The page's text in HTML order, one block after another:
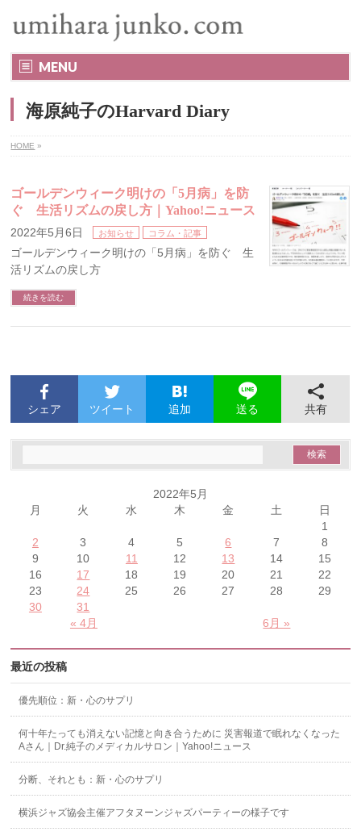
MENU
海原純子のHarvard Diary
HOME »
ゴールデンウィーク明けの「5月病」を防
ぐ 生活リズムの戻し方｜Yahoo!ニュース
2022年5月6日 お知らせ コラム・記事
ゴールデンウィーク明けの「5月病」を防ぐ 生
活リズムの戻し方
続きを読む
シェア ツイート 追加 送る 共有
2022年5月
月
火 水 木 金 土 日
« 4月 6月 »
1
2
3 4 5 6 7
8
9
10 11 12 13 14
15
16
17 18 19 20 21
22
23
24 25 26 27 28
29
30
31
最近の投稿
優先順位：新・心のサプリ
何十年たっても消えない記憶と向き合うために 災害報道で眠れなくなった
Aさん｜Dr.純子のメディカルサロン｜Yahoo!ニュース
分断、それとも：新・心のサプリ
横浜ジャズ協会主催アフタヌーンジャズパーティーの様子です